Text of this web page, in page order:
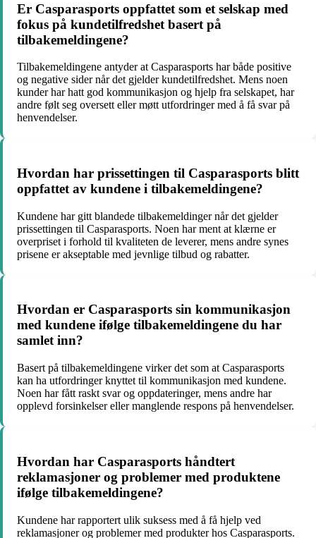
Er Casparasports oppfattet som et selskap med
fokus på kundetilfredshet basert på
tilbakemeldingene?
Tilbakemeldingene antyder at Casparasports har både positive
og negative sider når det gjelder kundetilfredshet. Mens noen
kunder har hatt god kommunikasjon og hjelp fra selskapet, har
andre følt seg oversett eller møtt utfordringer med å få svar på
henvendelser.
Hvordan har prissettingen til Casparasports blitt
oppfattet av kundene i tilbakemeldingene?
Kundene har gitt blandede tilbakemeldinger når det gjelder
prissettingen til Casparasports. Noen har ment at klærne er
overpriset i forhold til kvaliteten de leverer, mens andre synes
prisene er akseptable med jevnlige tilbud og rabatter.
Hvordan er Casparasports sin kommunikasjon
med kundene ifølge tilbakemeldingene du har
samlet inn?
Basert på tilbakemeldingene virker det som at Casparasports
kan ha utfordringer knyttet til kommunikasjon med kundene.
Noen har fått raskt svar og oppdateringer, mens andre har
opplevd forsinkelser eller manglende respons på henvendelser.
Hvordan har Casparasports håndtert
reklamasjoner og problemer med produktene
ifølge tilbakemeldingene?
Kundene har rapportert ulik suksess med å få hjelp ved
reklamasjoner og problemer med produkter hos Casparasports.